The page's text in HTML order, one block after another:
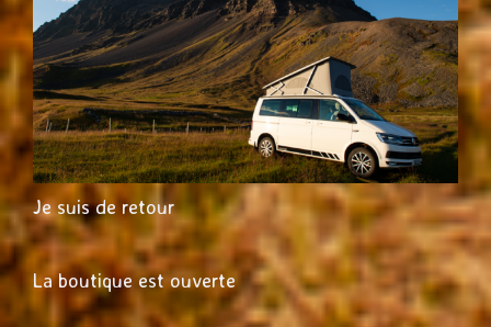
Je suis de retour
La boutique est ouverte